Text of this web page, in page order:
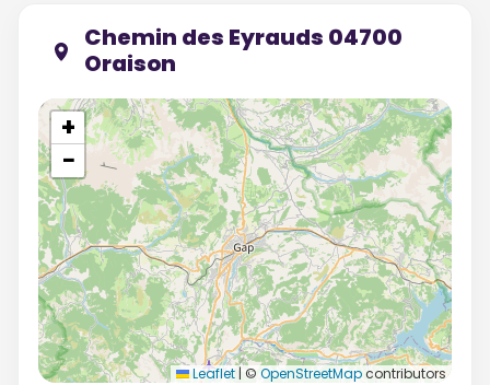
Chemin des Eyrauds 04700
Oraison
+
−
Leaflet | © OpenStreetMapcontributors